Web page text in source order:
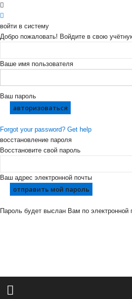
войти в систему
Добро пожаловать! Войдите в свою
Ваше имя пользователя
Ваш пароль
Forgot your password? Get help
восстановление пароля
Восстановите свой пароль
Ваш адрес электронной почты
Пароль будет выслан Вам по электронной
ж